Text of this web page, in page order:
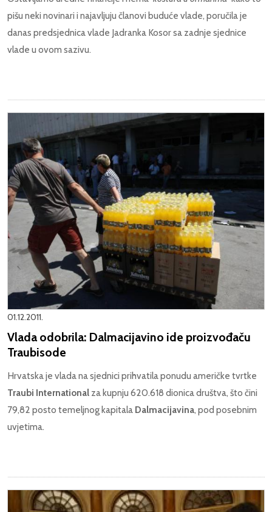
pišu neki novinari i najavljuju članovi buduće vlade, poručila je
danas predsjednica vlade Jadranka Kosor sa zadnje sjednice
vlade u ovom sazivu.
01.12.2011.
Vlada odobrila: Dalmacijavino ide proizvođaču
Traubisode
Hrvatska je vlada na sjednici prihvatila ponudu američke tvrtke
Traubi International za kupnju 620.618 dionica društva, što čini
79,82 posto temeljnog kapitala Dalmacijavina, pod posebnim
uvjetima.